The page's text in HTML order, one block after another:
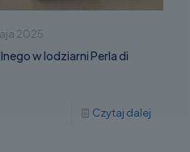
2025
w lodziarni Perla di
Czytaj dalej